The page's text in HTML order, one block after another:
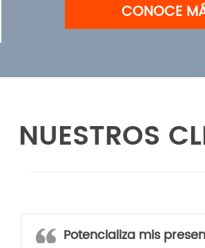
CONOCE
NUESTROS
Potencializa mis